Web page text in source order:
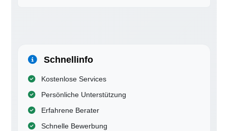
Schnellinfo
Kostenlose Services
Persönliche Unterstützung
Erfahrene Berater
Schnelle Bewerbung